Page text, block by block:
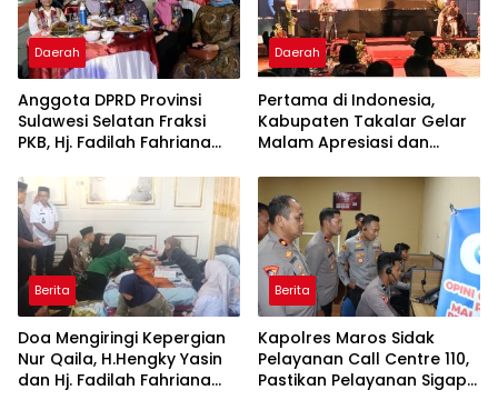
Daerah
Anggota DPRD Provinsi
Sulawesi Selatan Fraksi
PKB, Hj. Fadilah Fahriana
Takalar Menyalakan
Lentera Pengabdian
Melalui Malam Apresiasi
dan Inovasi Award 2026
Daerah
Pertama di Indonesia,
Kabupaten Takalar Gelar
Malam Apresiasi dan
Panggung Penghargaan
bagi Pelayan Publik
Berprestasi
Berita
Doa Mengiringi Kepergian
Nur Qaila, H.Hengky Yasin
dan Hj. Fadilah Fahriana
Berita
Kapolres Maros Sidak
Pelayanan Call Centre 110,
Pastikan Pelayanan Sigap